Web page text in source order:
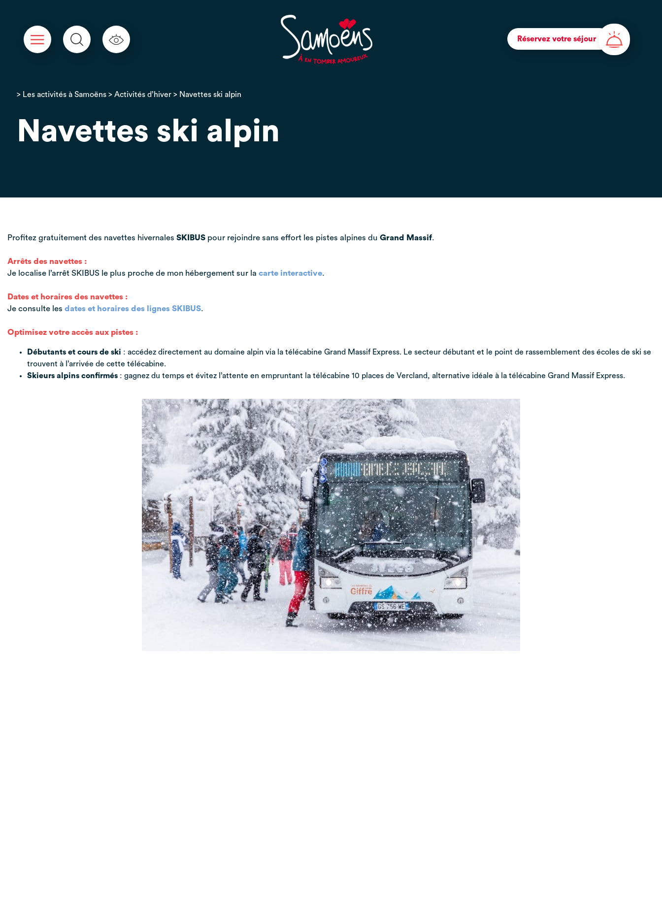
Réservez votre séjour
> Les activités à Samoëns> Activités d’hiver> Navettes ski alpin
Navettes ski alpin
Profitez gratuitement des navettes hivernales SKIBUS pour rejoindre sans effort les pistes alpines du Grand Massif.
Arrêts des navettes :
Je localise l’arrêt SKIBUS le plus proche de mon hébergement sur la carte interactive.
Dates et horaires des navettes :
Je consulte les dates et horaires des lignes SKIBUS.
Optimisez votre accès aux pistes :
Débutants et cours de ski : accédez directement au domaine alpin via la télécabine Grand Massif Express. Le secteur débutant et le point de rassemblement des écoles de ski se
trouvent à l’arrivée de cette télécabine.
Skieurs alpins confirmés : gagnez du temps et évitez l’attente en empruntant la télécabine 10 places de Vercland, alternative idéale à la télécabine Grand Massif Express.